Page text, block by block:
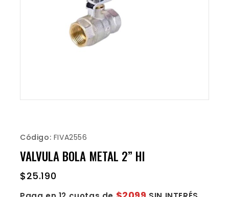
Código: FIVA2556
VALVULA BOLA METAL 2” HI
$25.190